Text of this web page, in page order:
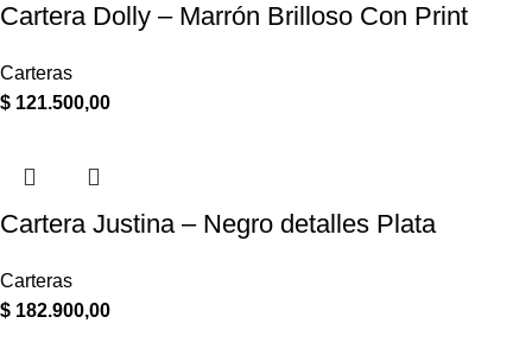
Cartera Dolly – Marrón Brilloso Con Print
Carteras
$ 121.500,00
Cartera Justina – Negro detalles Plata
Carteras
$ 182.900,00